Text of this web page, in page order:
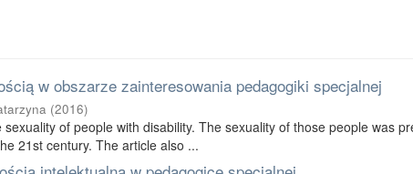
w obszarze zainteresowania pedagogiki specjalnej
(2016)
of people with disability. The sexuality of those people was
21st century. The article also ...